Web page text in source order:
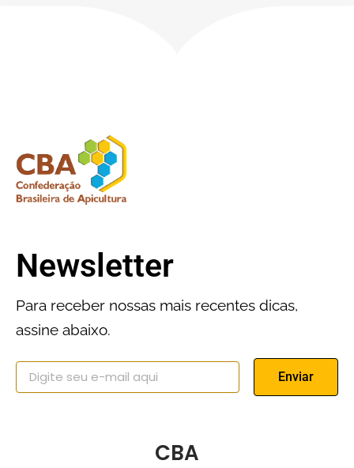
Newsletter
Para receber nossas mais recentes dicas,
assine abaixo.
Enviar
CBA